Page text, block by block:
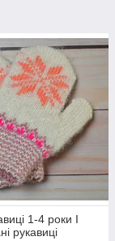
1-4 роки I
рукавиці